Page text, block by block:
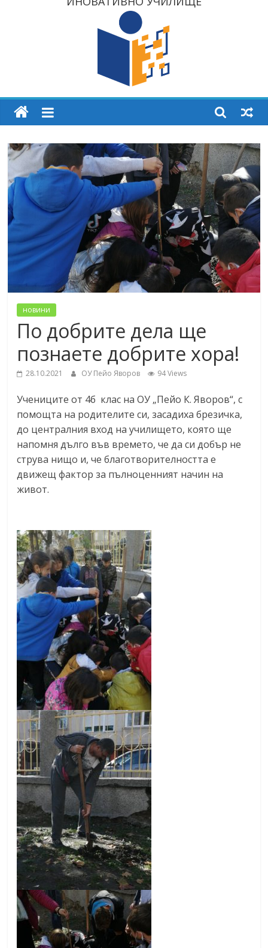
новини
По добрите дела ще
познаете добрите хора!
28.10.2021 ОУ Пейо Яворов 94 Views
Учениците от 4б клас на ОУ „Пейо К. Яворов“, с
помощта на родителите си, засадиха брезичка,
до централния вход на училището, която ще
напомня дълго във времето, че да си добър не
струва нищо и, че благотворителността е
движещ фактор за пълноценният начин на
живот.